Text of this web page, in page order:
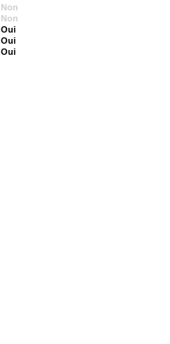
Non
Non
Oui
Oui
Oui